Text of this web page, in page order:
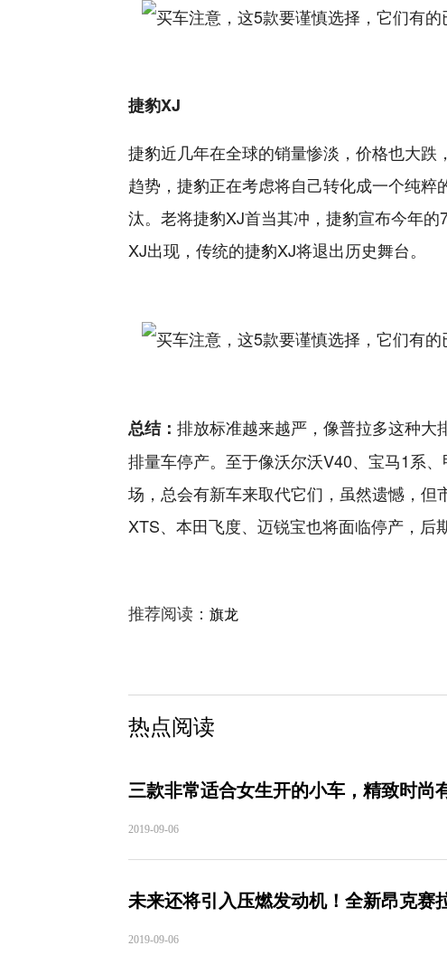
捷豹XJ
捷豹近几年在全球的销量惨淡，价格也大
趋势，捷豹正在考虑将自己转化成一个纯
汰。老将捷豹XJ首当其冲，捷豹宣布今年
XJ出现，传统的捷豹XJ将退出历史舞台。
总结： 排放标准越来越严，像普拉多这种大
排量车停产。至于像沃尔沃V40、宝马1系
场，总会有新车来取代它们，虽然遗憾，
XTS、本田飞度、迈锐宝也将面临停产，后
推荐阅读： 旗龙
热点阅读
三款非常适合女生开的小车，精致时尚
2019-09-06
未来还将引入压燃发动机！全新昂克赛
2019-09-06